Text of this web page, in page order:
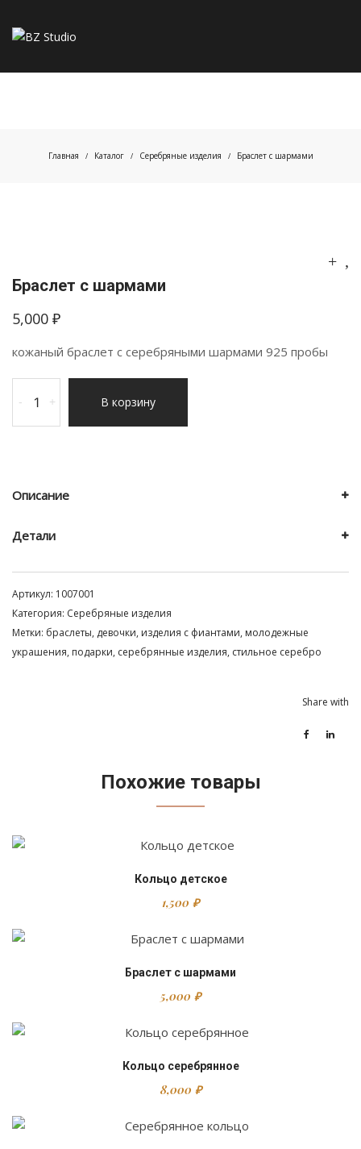
Главная / Каталог / Серебряные изделия / Браслет с шармами
Браслет с шармами
5,000 ₽
кожаный браслет с серебряными шармами 925 пробы
-товара
Браслет
+ В корзину
Описание
Детали
Артикул: 1007001
Категория: Серебряные изделия
Метки: браслеты, девочки, изделия с фиантами, молодежные
украшения, подарки, серебрянные изделия, стильное серебро
Share with
Похожие товары
Кольцо детское
1,500 ₽
Браслет с шармами
5,000 ₽
Кольцо серебрянное
8,000 ₽